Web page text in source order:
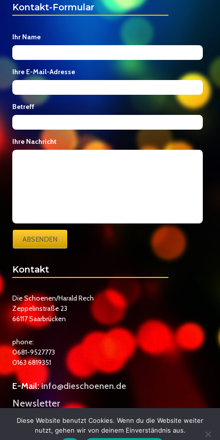
Kontakt-Formular
Ihr Name
Ihre E-Mail-Adresse
Betreff
Ihre Nachricht
ABSENDEN
Kontakt
Die Schoenen/Harald Rech
Zeppelinstraße 23
66117 Saarbrücken
phone:
0681-9527773
0163 6819351
E-Mail:info@dieschoenen.de
Newsletter
Datenschutzerklärung
Diese Website benutzt Cookies. Wenn du die Website weiter
nutzt, gehen wir von deinem Einverständnis aus.